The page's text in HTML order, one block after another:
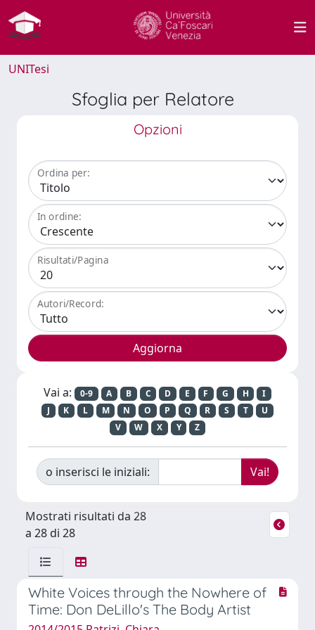
UNITesi
Sfoglia per Relatore
Opzioni
Ordina per:
In ordine:
Risultati/Pagina
Autori/Record:
Vai a: 0-9 A B C D E F G H
I
J
K L M N O P Q R S T
U
V
W X Y Z
o inserisci le iniziali:
Mostrati risultati da 28
a 28 di 28
White Voices through the Nowhere of
Time: Don DeLillo's The Body Artist